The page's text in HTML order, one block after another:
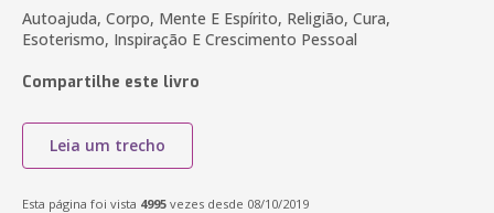
Autoajuda, Corpo, Mente E Espírito, Religião, Cura,
Esoterismo, Inspiração E Crescimento Pessoal
Compartilhe este livro
Leia um trecho
Esta página foi vista 4995 vezes desde 08/10/2019